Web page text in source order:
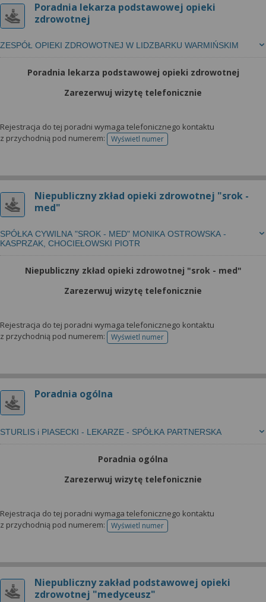
Poradnia lekarza podstawowej opieki
zdrowotnej
ZESPÓŁ OPIEKI ZDROWOTNEJ W LIDZBARKU WARMIŃSKIM
Poradnia lekarza podstawowej opieki zdrowotnej
Zarezerwuj wizytę telefonicznie
Rejestracja do tej poradni wymaga telefonicznego kontaktu
z przychodnią pod numerem:
Wyświetl numertelefonu do rejestracji
Niepubliczny zkład opieki zdrowotnej "srok -
med"
SPÓŁKA CYWILNA "SROK - MED" MONIKA OSTROWSKA -
KASPRZAK, CHOCIEŁOWSKI PIOTR
Niepubliczny zkład opieki zdrowotnej "srok - med"
Zarezerwuj wizytę telefonicznie
Rejestracja do tej poradni wymaga telefonicznego kontaktu
z przychodnią pod numerem:
Wyświetl numertelefonu do rejestracji
Poradnia ogólna
STURLIS i PIASECKI - LEKARZE - SPÓŁKA PARTNERSKA
Poradnia ogólna
Zarezerwuj wizytę telefonicznie
Rejestracja do tej poradni wymaga telefonicznego kontaktu
z przychodnią pod numerem:
Wyświetl numertelefonu do rejestracji
Niepubliczny zakład podstawowej opieki
zdrowotnej "medyceusz"